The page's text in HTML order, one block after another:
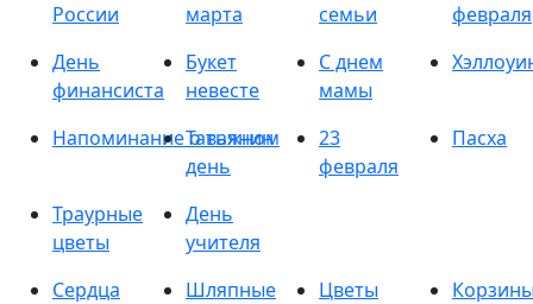
России
марта
семьи
февраля
День
финансиста
Букет
невесте
С днем
мамы
Напоминание о важном
Татьянин
день
23
февраля
Пасха
Траурные
цветы
День
учителя
Сердца
Шляпные
Цветы